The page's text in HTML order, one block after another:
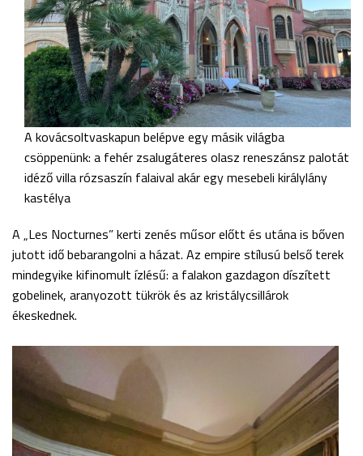
A kovácsoltvaskapun belépve egy másik világba
csöppenünk: a fehér zsalugáteres olasz reneszánsz palotát
idéző villa rózsaszín falaival akár egy mesebeli királylány
kastélya
A „Les Nocturnes” kerti zenés műsor előtt és utána is bőven
jutott idő bebarangolni a házat. Az empire stílusú belső terek
mindegyike kifinomult ízlésű: a falakon gazdagon díszített
gobelinek, aranyozott tükrök és az kristálycsillárok
ékeskednek.